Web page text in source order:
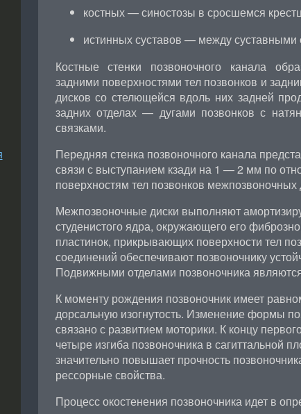
костных — синостозы в сросшемся
истинных суставов — между суставными
Костные стенки позвоночного канала
задними поверхностями тел позвонков и
дисков со стелющейся вдоль них задней
задних отделах — дугами позвонков с
связками.
Передняя стенка позвоночного канала
связи с выступанием кзади на 1 — 2 мм по
поверхностям тел позвонков межпозвоночных
Межпозвоночные диски выполняют
студенистого ядра, окружающего его
пластинок, прикрывающих поверхности тел
соединений обеспечивают позвоночнику
Подвижными отделами позвоночника
К моменту рождения позвоночник имеет
дорсальную изогнутость. Изменение формы
связано с развитием моторики. К концу
четыре изгиба позвоночника в сагиттальной
значительно повышает прочность
рессорные свойства.
Процесс окостенения позвоночника идет в